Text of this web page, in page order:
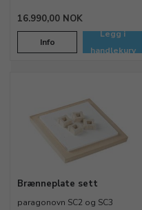
16.990,00 NOK
Info
Legg i
handlekurv
Brænneplate sett
paragonovn SC2 og SC3